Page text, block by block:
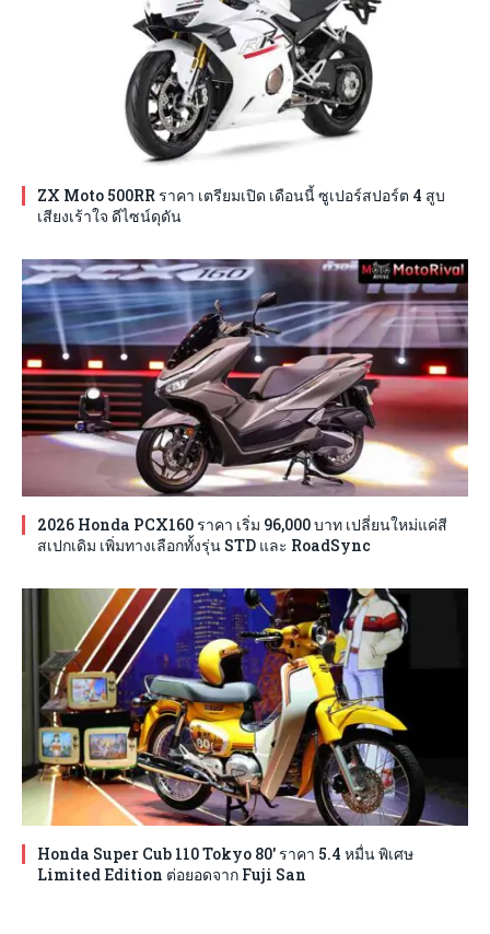
ZX Moto 500RR ราคา เตรียมเปิด เดือนนี้ ซูเปอร์สปอร์ต 4 สูบ
เสียงเร้าใจ ดีไซน์ดุดัน
2026 Honda PCX160 ราคา เริ่ม 96,000 บาท เปลี่ยนใหม่แค่สี
สเปกเดิม เพิ่มทางเลือกทั้งรุ่น STD และ RoadSync
Honda Super Cub 110 Tokyo 80′ ราคา 5.4 หมื่น พิเศษ
Limited Edition ต่อยอดจาก Fuji San